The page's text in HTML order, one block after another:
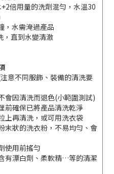
倍用量的洗劑混勻，水溫30
，水需淹過產品
，直到水變清澈
意不同服飾、裝備的清洗要
會因清洗而退色(小範圍測試)
前確保已將產品清洗乾淨
上再清洗，或可用洗衣袋
末狀的洗衣粉，不易均勻、會
使用前搖勻
有漂白劑、柔軟精…等的清潔